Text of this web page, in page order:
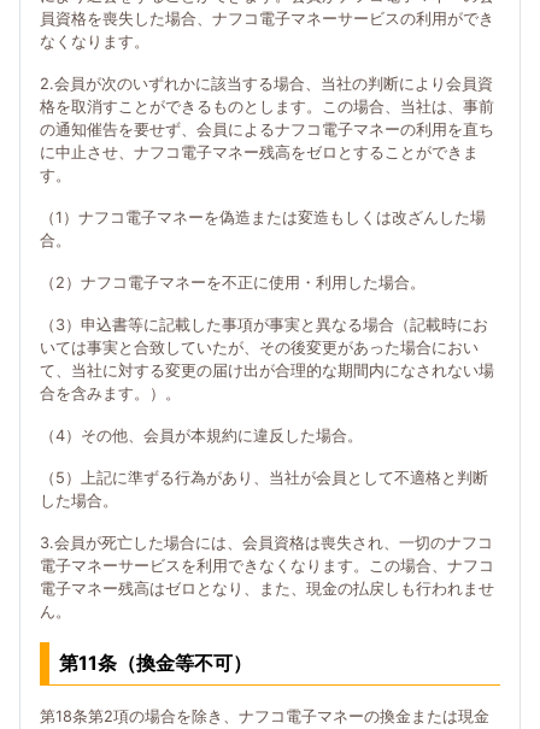
員資格を喪失した場合、ナフコ電子マネーサービスの利用ができ
なくなります。
2.会員が次のいずれかに該当する場合、当社の判断により会員資
格を取消すことができるものとします。この場合、当社は、事前
の通知催告を要せず、会員によるナフコ電子マネーの利用を直ち
に中止させ、ナフコ電子マネー残高をゼロとすることができま
す。
（1）ナフコ電子マネーを偽造または変造もしくは改ざんした場
合。
（2）ナフコ電子マネーを不正に使用・利用した場合。
（3）申込書等に記載した事項が事実と異なる場合（記載時にお
いては事実と合致していたが、その後変更があった場合におい
て、当社に対する変更の届け出が合理的な期間内になされない場
合を含みます。）。
（4）その他、会員が本規約に違反した場合。
（5）上記に準ずる行為があり、当社が会員として不適格と判断
した場合。
3.会員が死亡した場合には、会員資格は喪失され、一切のナフコ
電子マネーサービスを利用できなくなります。この場合、ナフコ
電子マネー残高はゼロとなり、また、現金の払戻しも行われませ
ん。
第11条（換金等不可）
第18条第2項の場合を除き、ナフコ電子マネーの換金または現金